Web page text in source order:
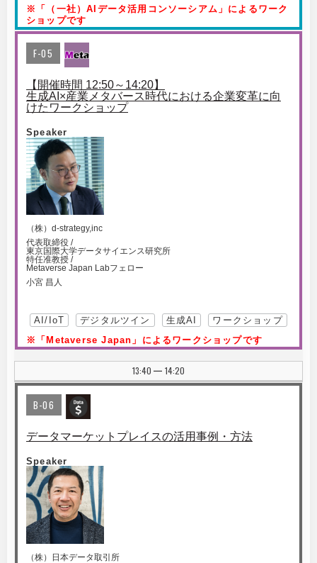
※「（一社）AIデータ活用コンソーシアム」によるワーク
ショップです
F-05
【開催時間 12:50～14:20】
生成AI×産業メタバース時代における企業変革に向
けたワークショップ
Speaker
（株）d-strategy,inc
代表取締役 /
東京国際大学データサイエンス研究所
特任准教授 /
Metaverse Japan Labフェロー
小宮 昌人
AI/IoT デジタルツイン 生成AI
ワークショップ
※「Metaverse Japan」によるワークショップです
13:40 | 14:20
B-06
データマーケットプレイスの活用事例・方法
Speaker
（株）日本データ取引所